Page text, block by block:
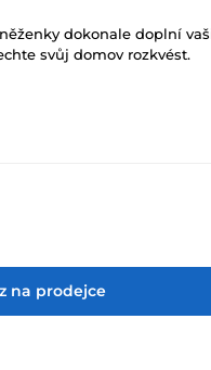
dokonale doplní
svůj domov rozkvést.
na prodejce